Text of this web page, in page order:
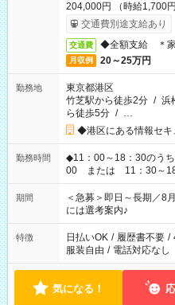
204,000円 （時給1,700
交通費別途支給あり
交通費 ◆全額支給 ＊家
月収例 20～25万円
勤務地
東京都港区
竹芝駅から徒歩2分 / 浜
ら徒歩5分 / …
◆港区にある情報セキ
勤務時間
◆11：00～18：30のう
00 または 11：30～18：30 。*。ブランク
ば前職が、 在宅/財団法
スタッフ スイーツ販売/
業界から入社して活躍さ
期間
＜急募＞即日～長期／8
には選考案内♪
特徴 日払いOK / 履歴書不要 /
服装自由 / 電話対応なし
気になる！